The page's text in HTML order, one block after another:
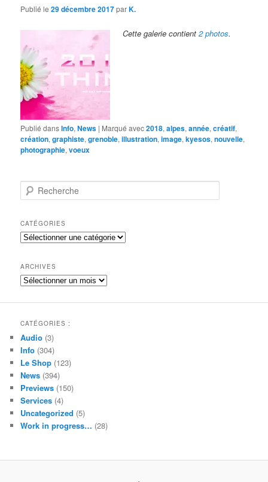
Publié le29 décembre 2017parK.
Cette galerie contient2 photos.
Publié dansInfo,News | Marqué avec2018,alpes,année,créatif,
création,graphiste,grenoble,illustration,image,kyesos,nouvelle,
photographie,voeux
e
h
e
r
h
e
CATÉGORIES
Catégories
ARCHIVES
Archives
CATÉGORIES :
Audio (3)
Info (304)
Le Shop (123)
News (394)
Previews (150)
Services (4)
Uncategorized (5)
Work in progress… (28)